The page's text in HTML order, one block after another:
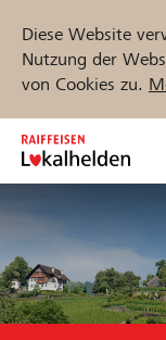
Diese Website
Nutzung der
von Cookies zu.
Zum
Inhalt
springen